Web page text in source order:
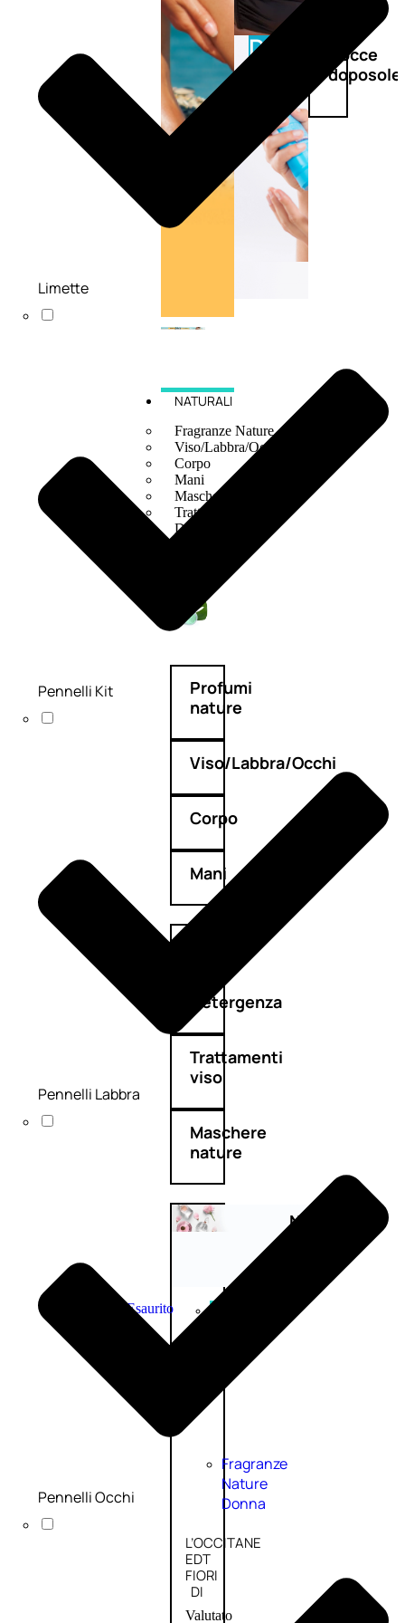
DoposoleDocce
doposole
NATURALI
Fragranze Nature
Viso/Labbra/Occhi Nature
Corpo
Mani
Maschera Nature
Trattamenti Viso
Detergenza
Profumi
nature
Viso/Labbra/Occhi
Corpo
Mani
Detergenza
Trattamenti
viso
Maschere
nature
Novità
Esaurito
Fragranze
Nature
Donna
L’OCCITANE
EDT
FIORI
DI
Valutato
Limette
Pennelli Kit
Pennelli Labbra
Pennelli Occhi